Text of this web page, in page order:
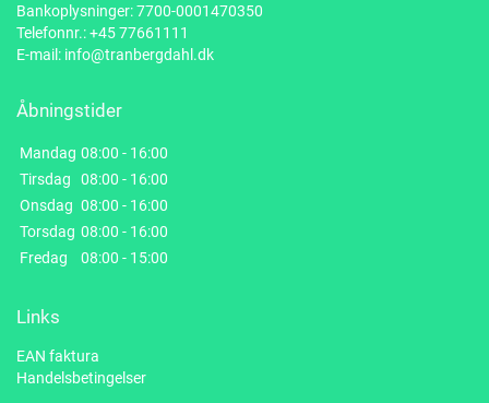
Bankoplysninger: 7700-0001470350
Telefonnr.:+45 77661111
E-mail: info@tranbergdahl.dk
Åbningstider
Mandag 08:00 - 16:00
Tirsdag
08:00 - 16:00
Onsdag 08:00 - 16:00
Torsdag 08:00 - 16:00
Fredag
08:00 - 15:00
Links
EAN faktura
Handelsbetingelser